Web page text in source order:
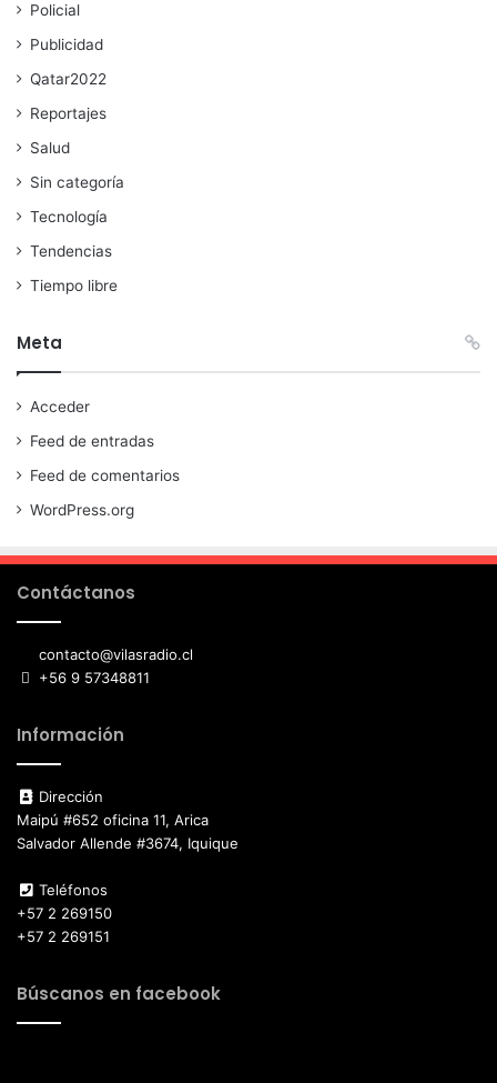
Policial
Publicidad
Qatar2022
Reportajes
Salud
Sin categoría
Tecnología
Tendencias
Tiempo libre
Meta
Acceder
Feed de entradas
Feed de comentarios
WordPress.org
Contáctanos
contacto@vilasradio.cl
+56 9 57348811
Información
Dirección
Maipú #652 oficina 11, Arica
Salvador Allende #3674, Iquique
Teléfonos
+57 2 269150
+57 2 269151
Búscanos en facebook